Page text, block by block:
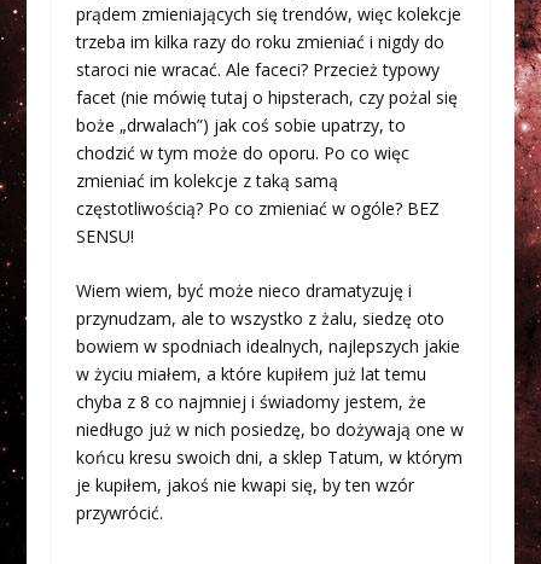
prądem zmieniających się trendów, więc kolekcje
trzeba im kilka razy do roku zmieniać i nigdy do
staroci nie wracać. Ale faceci? Przecież typowy
facet (nie mówię tutaj o hipsterach, czy pożal się
boże „drwalach”) jak coś sobie upatrzy, to
chodzić w tym może do oporu. Po co więc
zmieniać im kolekcje z taką samą
częstotliwością? Po co zmieniać w ogóle? BEZ
SENSU!
Wiem wiem, być może nieco dramatyzuję i
przynudzam, ale to wszystko z żalu, siedzę oto
bowiem w spodniach idealnych, najlepszych jakie
w życiu miałem, a które kupiłem już lat temu
chyba z 8 co najmniej i świadomy jestem, że
niedługo już w nich posiedzę, bo dożywają one w
końcu kresu swoich dni, a sklep Tatum, w którym
je kupiłem, jakoś nie kwapi się, by ten wzór
przywrócić.